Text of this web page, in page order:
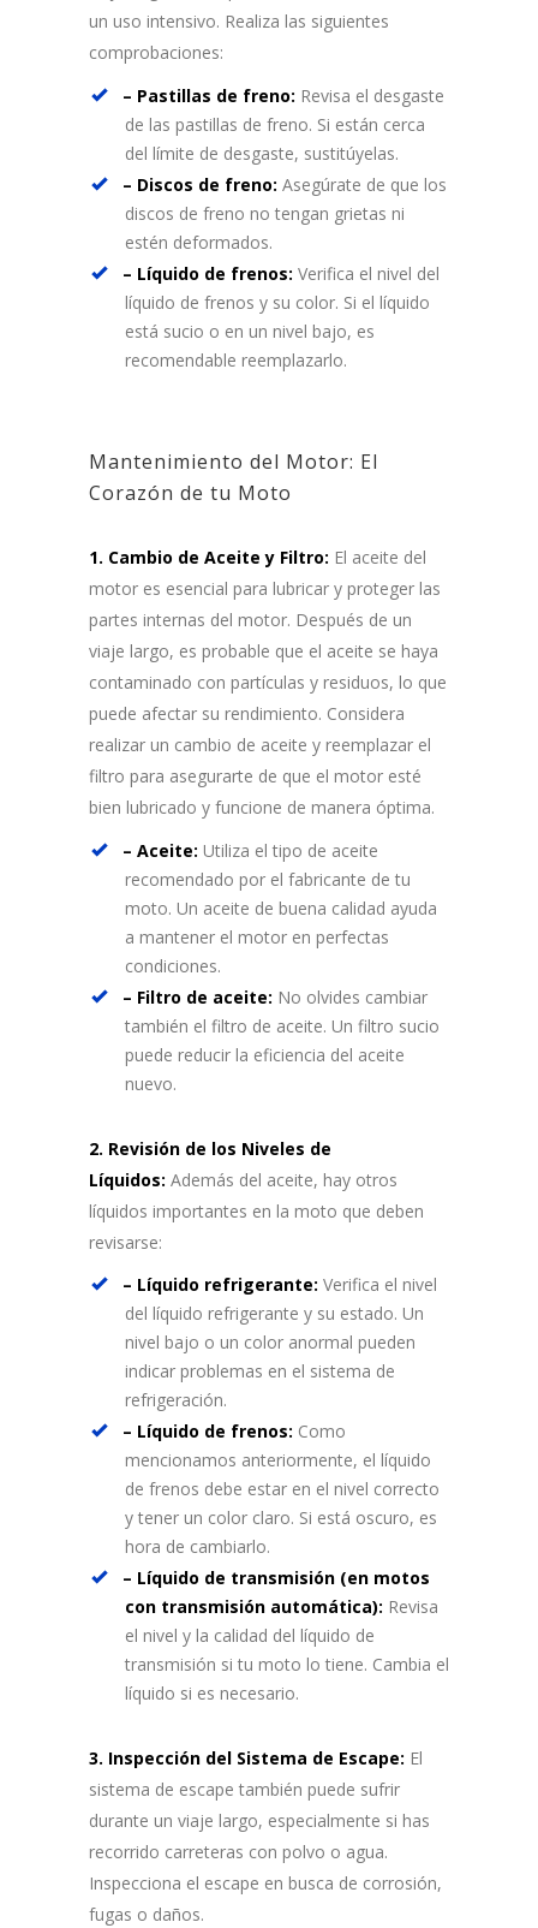
un uso intensivo. Realiza las siguientes
comprobaciones:
– Pastillas de freno: Revisa el desgaste
de las pastillas de freno. Si están cerca
del límite de desgaste, sustitúyelas.
– Discos de freno: Asegúrate de que los
discos de freno no tengan grietas ni
estén deformados.
– Líquido de frenos: Verifica el nivel del
líquido de frenos y su color. Si el líquido
está sucio o en un nivel bajo, es
recomendable reemplazarlo.
Mantenimiento del Motor: El
Corazón de tu Moto
1. Cambio de Aceite y Filtro: El aceite del
motor es esencial para lubricar y proteger las
partes internas del motor. Después de un
viaje largo, es probable que el aceite se haya
contaminado con partículas y residuos, lo que
puede afectar su rendimiento. Considera
realizar un cambio de aceite y reemplazar el
filtro para asegurarte de que el motor esté
bien lubricado y funcione de manera óptima.
– Aceite: Utiliza el tipo de aceite
recomendado por el fabricante de tu
moto. Un aceite de buena calidad ayuda
a mantener el motor en perfectas
condiciones.
– Filtro de aceite: No olvides cambiar
también el filtro de aceite. Un filtro sucio
puede reducir la eficiencia del aceite
nuevo.
2. Revisión de los Niveles de
Líquidos: Además del aceite, hay otros
líquidos importantes en la moto que deben
revisarse:
– Líquido refrigerante: Verifica el nivel
del líquido refrigerante y su estado. Un
nivel bajo o un color anormal pueden
indicar problemas en el sistema de
refrigeración.
– Líquido de frenos: Como
mencionamos anteriormente, el líquido
de frenos debe estar en el nivel correcto
y tener un color claro. Si está oscuro, es
hora de cambiarlo.
– Líquido de transmisión (en motos
con transmisión automática): Revisa
el nivel y la calidad del líquido de
transmisión si tu moto lo tiene. Cambia el
líquido si es necesario.
3. Inspección del Sistema de Escape: El
sistema de escape también puede sufrir
durante un viaje largo, especialmente si has
recorrido carreteras con polvo o agua.
Inspecciona el escape en busca de corrosión,
fugas o daños.